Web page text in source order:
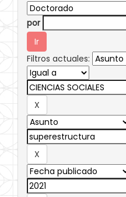
por
Filtros actuales: